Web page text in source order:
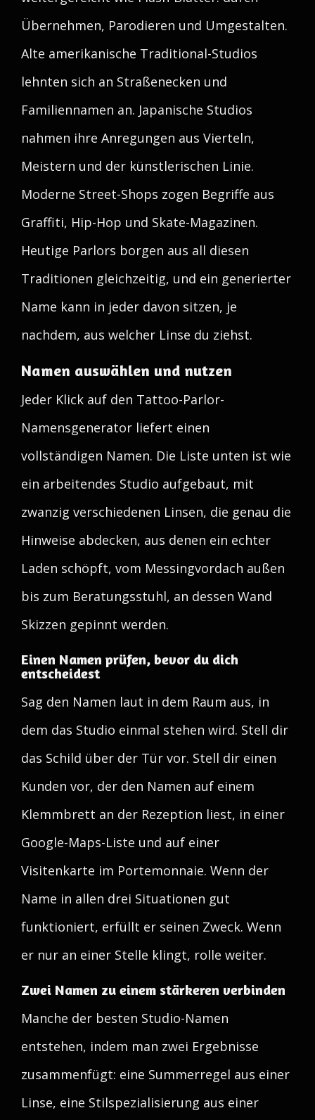
Übernehmen, Parodieren und Umgestalten.
Alte amerikanische Traditional-Studios
lehnten sich an Straßenecken und
Familiennamen an. Japanische Studios
nahmen ihre Anregungen aus Vierteln,
Meistern und der künstlerischen Linie.
Moderne Street-Shops zogen Begriffe aus
Graffiti, Hip-Hop und Skate-Magazinen.
Heutige Parlors borgen aus all diesen
Traditionen gleichzeitig, und ein generierter
Name kann in jeder davon sitzen, je
nachdem, aus welcher Linse du ziehst.
Namen auswählen und nutzen
Jeder Klick auf den Tattoo-Parlor-
Namensgenerator liefert einen
vollständigen Namen. Die Liste unten ist wie
ein arbeitendes Studio aufgebaut, mit
zwanzig verschiedenen Linsen, die genau die
Hinweise abdecken, aus denen ein echter
Laden schöpft, vom Messingvordach außen
bis zum Beratungsstuhl, an dessen Wand
Skizzen gepinnt werden.
Einen Namen prüfen, bevor du dich
entscheidest
Sag den Namen laut in dem Raum aus, in
dem das Studio einmal stehen wird. Stell dir
das Schild über der Tür vor. Stell dir einen
Kunden vor, der den Namen auf einem
Klemmbrett an der Rezeption liest, in einer
Google-Maps-Liste und auf einer
Visitenkarte im Portemonnaie. Wenn der
Name in allen drei Situationen gut
funktioniert, erfüllt er seinen Zweck. Wenn
er nur an einer Stelle klingt, rolle weiter.
Zwei Namen zu einem stärkeren verbinden
Manche der besten Studio-Namen
entstehen, indem man zwei Ergebnisse
zusammenfügt: eine Summerregel aus einer
Linse, eine Stilspezialisierung aus einer